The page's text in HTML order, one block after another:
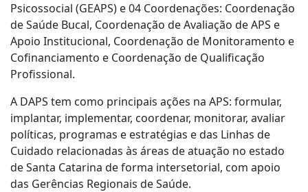
Psicossocial (GEAPS) e 04 Coordenações: Coordenação
de Saúde Bucal, Coordenação de Avaliação de APS e
Apoio Institucional, Coordenação de Monitoramento e
Cofinanciamento e Coordenação de Qualificação
Profissional.
A DAPS tem como principais ações na APS: formular,
implantar, implementar, coordenar, monitorar, avaliar
políticas, programas e estratégias e das Linhas de
Cuidado relacionadas às áreas de atuação no estado
de Santa Catarina de forma intersetorial, com apoio
das Gerências Regionais de Saúde.